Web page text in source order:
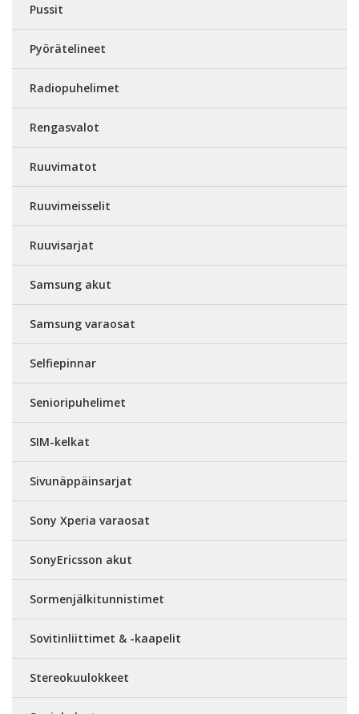
Pussit
Pyörätelineet
Radiopuhelimet
Rengasvalot
Ruuvimatot
Ruuvimeisselit
Ruuvisarjat
Samsung akut
Samsung varaosat
Selfiepinnar
Senioripuhelimet
SIM-kelkat
Sivunäppäinsarjat
Sony Xperia varaosat
SonyEricsson akut
Sormenjälkitunnistimet
Sovitinliittimet & -kaapelit
Stereokuulokkeet